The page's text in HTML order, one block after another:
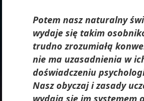
Potem nasz naturalny
wydaje się takim
trudno zrozumiałą
nie ma uzasadnienia w
doświadczeniu
Nasz obyczaj i zasady
wydają się im systemem